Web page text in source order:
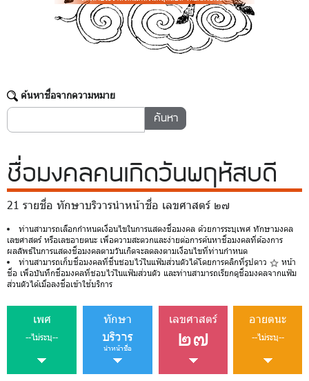
ค้นหาชื่อจากความหมาย
ชื่อมงคลคนเกิดวันพฤหัสบดี
21 รายชื่อ ทักษาบริวารนำหน้าชื่อ เลขศาสตร์ ๒๗
ท่านสามารถเลือกกำหนดเงื่อนไขในการแสดงชื่อมงคล ด้วยการระบุเพศ ทักษามงคล
เลขศาสตร์ หรือเลขอายตนะ เพื่อความสะดวกและง่ายต่อการค้นหาชื่อมงคลที่ต้องการ
ผลลัพธ์ในการแสดงชื่อมงคลตามวันเกิดจะลดลงตามเงื่อนไขที่ท่านกำหนด
ท่านสามารถเก็บชื่อมงคลที่ชื่นชอบไว้ในแฟ้มส่วนตัวได้โดยการคลิกที่รูปดาว
หน้า
ชื่อ เพื่อบันทึกชื่อมงคลที่ชอบไว้ในแฟ้มส่วนตัว และท่านสามารถเรียกดูชื่อมงคลจากแฟ้ม
ส่วนตัวได้เมื่อลงชื่อเข้าใช้บริการ
เพศ
--ไม่ระบุ--
ทักษา
บริวาร
นำหน้าชื่อ
เลขศาสตร์
๒๗
อายตนะ
--ไม่ระบุ--